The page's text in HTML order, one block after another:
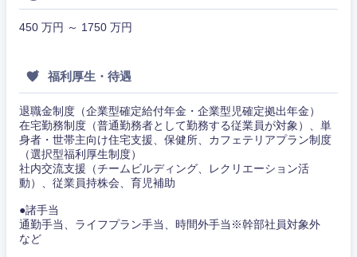
450 万円 ～ 1750 万円
福利厚生・待遇
退職金制度（企業型確定給付年金・企業型児確定拠出年金）
在宅勤務制度（普通勤務者として勤務する従業員が対象）、単
身者・世帯主向け住宅支援、保健所、カフェテリアプラン制度
（選択型福利厚生制度）
社内交流支援（チームビルディング、レクリエーション活
動）、従業員持株会、育児補助
●諸手当
通勤手当、ライフプラン手当、時間外手当※幹部社員対象外
など
山梨県 長野県